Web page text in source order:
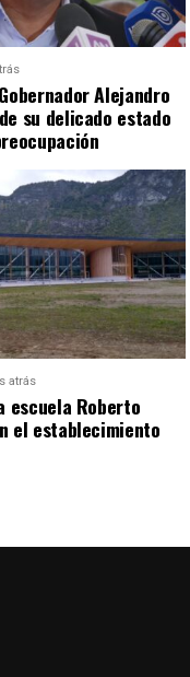
Alejandro
su delicado estado
atrás
escuela Roberto
el establecimiento